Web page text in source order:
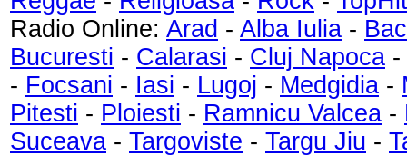
Radio Online: Arad - Alba Iulia -
Bucuresti - Calarasi - Cluj Napoca -
- Focsani - Iasi - Lugoj - Medgidia -
Pitesti - Ploiesti - Ramnicu Valcea -
Suceava - Targoviste - Targu Jiu -